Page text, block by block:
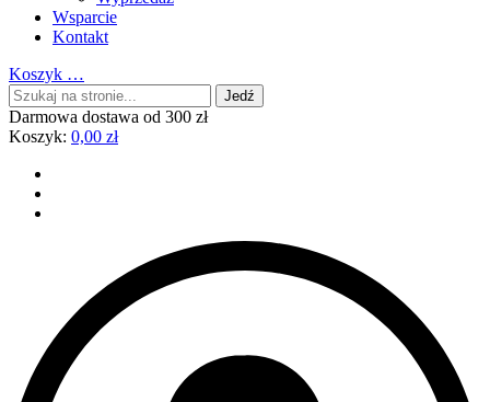
Wsparcie
Kontakt
Koszyk …
Darmowa dostawa od 300 zł
Koszyk: 0,00 zł